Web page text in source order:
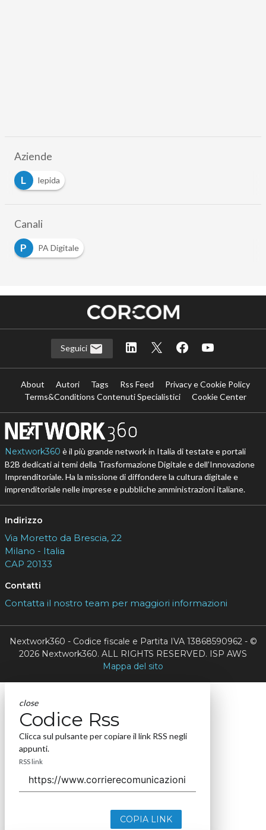
Aziende
L
lepida
Canali
P
PA Digitale
Seguici
About Autori Tags Rss Feed
Privacy e Cookie Policy
Terms&Conditions Contenuti Specialistici
Cookie Center
Nextwork360 è il più grande network in Italia di testate e portali
B2B dedicati ai temi della Trasformazione Digitale e dell’Innovazione
Imprenditoriale. Ha la missione di diffondere la cultura digitale e
imprenditoriale nelle imprese e pubbliche amministrazioni italiane.
Indirizzo
Via Moretto da Brescia, 22
Milano - Italia
CAP 20133
Contatti
Contatta il nostro team per maggiori informazioni
Nextwork360 - Codice fiscale e Partita IVA 13868590962 - ©
2026 Nextwork360. ALL RIGHTS RESERVED. ISP AWS
Mappa del sito
close
Codice Rss
Clicca sul pulsante per copiare il link RSS negli
appunti.
RSS link
COPIA LINK